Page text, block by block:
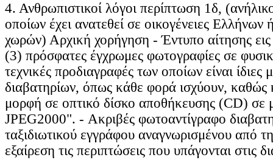
4. Ανθρωπιστικοί λόγοι περίπτωση 1δ,
οποίων έχει ανατεθεί σε οικογένειες Ελλήνων
χωρών) Αρχική χορήγηση - Έντυπο αίτησης εις
(3) πρόσφατες έγχρωμες φωτογραφίες σε
τεχνικές προδιαγραφές των οποίων είναι ίδιες
διαβατηρίων, όπως κάθε φορά ισχύουν, καθώς
μορφή σε οπτικό δίσκο αποθήκευσης (CD) σε
JPEG2000". - Ακριβές φωτοαντίγραφο
ταξιδιωτικού εγγράφου αναγνωρισμένου από
εξαίρεση τις περιπτώσεις που υπάγονται στις